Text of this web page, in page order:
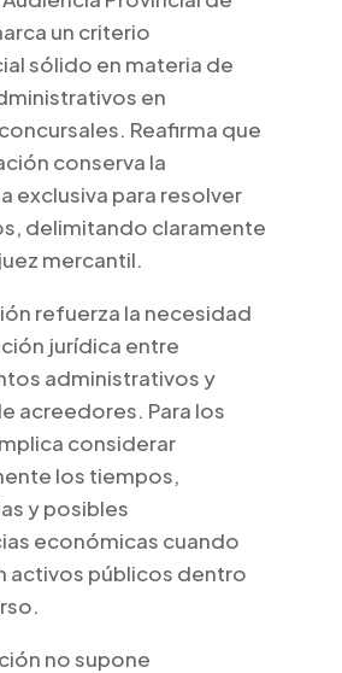
un criterio
sólido en materia de
en
Reafirma que
conserva la
exclusiva para resolver
delimitando claramente
mercantil.
refuerza la necesidad
jurídica entre
administrativos y
acreedores. Para los
considerar
los tiempos,
y posibles
económicas cuando
activos públicos dentro
no supone